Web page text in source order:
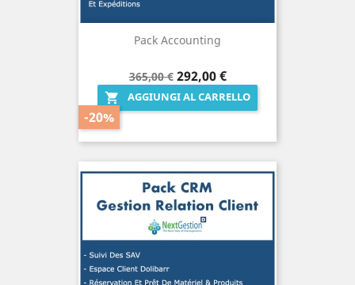
Pack Accounting
Prezzo
base
365,00 € Prezzo
292,00 €
 AGGIUNGI AL CARRELLO
-20%